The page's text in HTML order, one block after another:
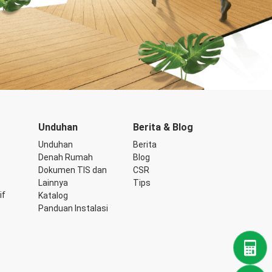
Unduhan
Unduhan
Denah Rumah
Dokumen TIS dan
Lainnya
Katalog
Panduan Instalasi
Berita & Blog
Berita
Blog
CSR
Tips